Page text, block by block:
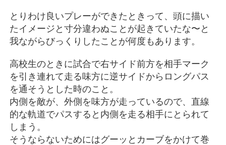
とりわけ良いプレーができたときって、頭に描い
たイメージと寸分違わぬことが起きていたな〜と
我ながらびっくりしたことが何度もあります。
高校生のときに試合で右サイド前方を相手マーク
を引き連れて走る味方に逆サイドからロングパス
を通そうとした時のこと。
内側を敵が、外側を味方が走っているので、直線
的な軌道でパスすると内側を走る相手にとられて
しまう。
そうならないためにはグーッとカーブをかけて巻